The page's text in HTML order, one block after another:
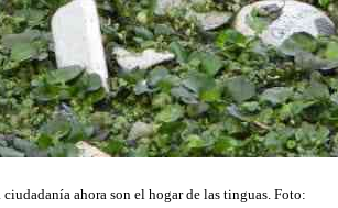
ahora son el hogar de las tinguas. Foto: